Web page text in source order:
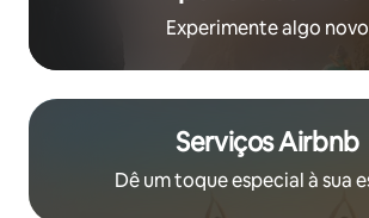
Experimente algo novo
Serviços Airbnb
Dê um toque especial à sua